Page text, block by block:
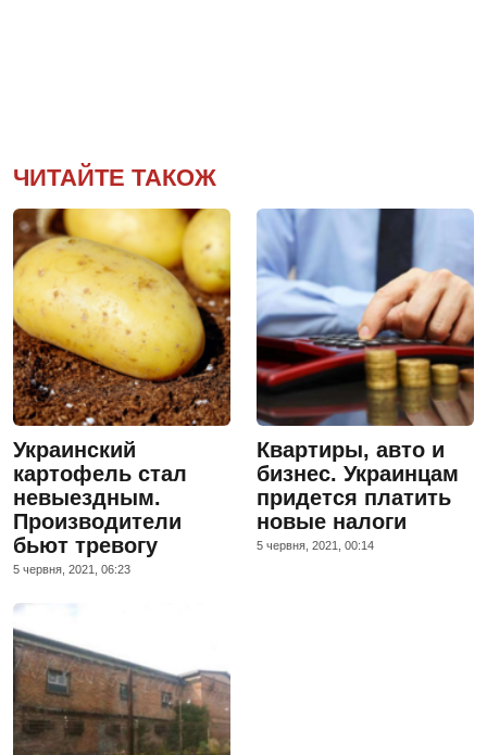
ЧИТАЙТЕ ТАКОЖ
Украинский
картофель стал
невыездным.
Производители
бьют тревогу
5 червня, 2021, 06:23
Квартиры, авто и
бизнес. Украинцам
придется платить
новые налоги
5 червня, 2021, 00:14